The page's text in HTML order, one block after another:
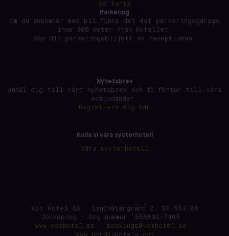
Se karta
Parkering
Om du ankommer med bil finns det 4st parkeringsgarage
inom 300 meter från hotellet.
Köp din parkeringsbiljett av receptionen.
Nyhetsbrev
Anmäl dig till vårt nyhetsbrev och få förtur till våra
erbjudanden.
Registrera dig här
Kolla in våra systerhotell
Våra systerhotell
Vox Hotel AB · Lantmätargränd 2, SE-553 20
Jönköping · Org nummer: 556891-7495 ·
www.voxhotel.se · bookings@voxhotel.se ·
www.nordichotels.com